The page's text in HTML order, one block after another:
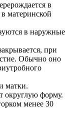
в
материнской
в наружные
при
Обычно оно
матки.
округлую форму.
менее 30